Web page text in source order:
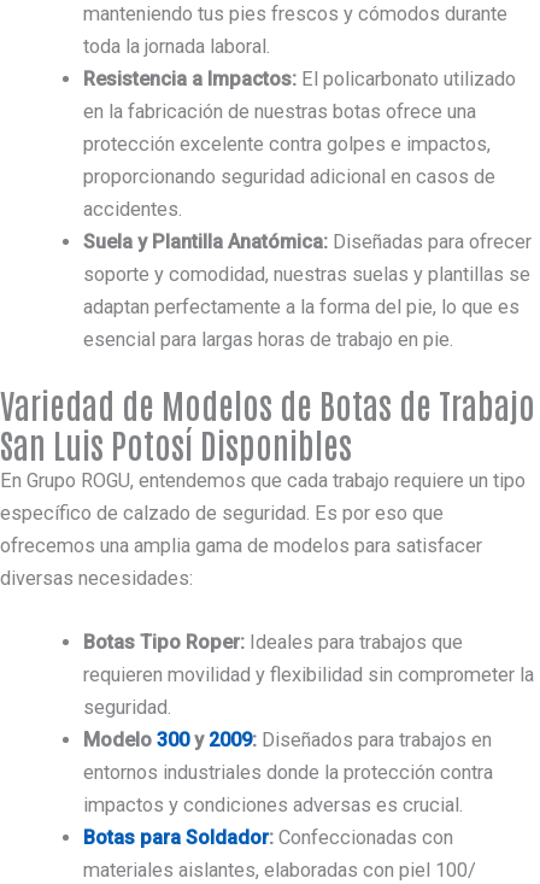
manteniendo tus pies frescos y cómodos durante
toda la jornada laboral.
Resistencia a Impactos: El policarbonato utilizado
en la fabricación de nuestras botas ofrece una
protección excelente contra golpes e impactos,
proporcionando seguridad adicional en casos de
accidentes.
Suela y Plantilla Anatómica: Diseñadas para ofrecer
soporte y comodidad, nuestras suelas y plantillas se
adaptan perfectamente a la forma del pie, lo que es
esencial para largas horas de trabajo en pie.
Variedad de Modelos de Botas de Trabajo
San Luis Potosí Disponibles
En Grupo ROGU, entendemos que cada trabajo requiere un tipo
específico de calzado de seguridad. Es por eso que
ofrecemos una amplia gama de modelos para satisfacer
diversas necesidades:
Botas Tipo Roper: Ideales para trabajos que
requieren movilidad y flexibilidad sin comprometer la
seguridad.
Modelo300y 2009: Diseñados para trabajos en
entornos industriales donde la protección contra
impactos y condiciones adversas es crucial.
Botas para Soldador: Confeccionadas con
materiales aislantes, elaboradas con piel 100/